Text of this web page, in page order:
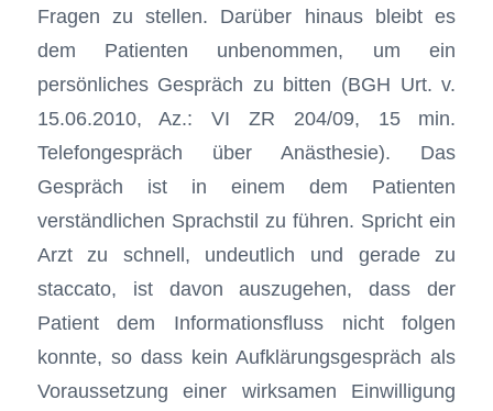
Fragen zu stellen. Darüber hinaus bleibt es
dem Patienten unbenommen, um ein
persönliches Gespräch zu bitten (BGH Urt. v.
15.06.2010, Az.: VI ZR 204/09, 15 min.
Telefongespräch über Anästhesie). Das
Gespräch ist in einem dem Patienten
verständlichen Sprachstil zu führen. Spricht ein
Arzt zu schnell, undeutlich und gerade zu
staccato, ist davon auszugehen, dass der
Patient dem Informationsfluss nicht folgen
konnte, so dass kein Aufklärungsgespräch als
Voraussetzung einer wirksamen Einwilligung